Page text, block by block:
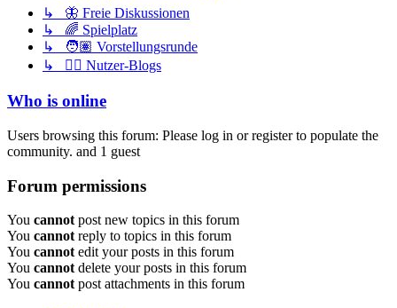
↳ 🦋 Freie Diskussionen
↳ 🌈 Spielplatz
↳ 🧑🏽 Vorstellungsrunde
↳ ✍🏽 Nutzer-Blogs
Who is online
Users browsing this forum: Please log in or register to populate the
community. and 1 guest
Forum permissions
You cannot post new topics in this forum
You cannot reply to topics in this forum
You cannot edit your posts in this forum
You cannot delete your posts in this forum
You cannot post attachments in this forum